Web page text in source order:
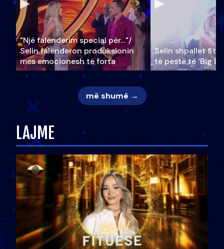
"Një falenderim special për…"/
Selin falënderon produksionin
mes emocionesh të forta
Selin shpallet
të pestë të ‘Big
më shumë →
LAJME